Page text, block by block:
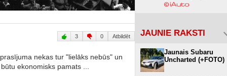
3 0 Atbildēt
nekas tur "lielāks nebūs" un
ekonomisks pamats ...
JAUNIE RAKSTI
Jaunais Subaru
Uncharted (+FOTO)